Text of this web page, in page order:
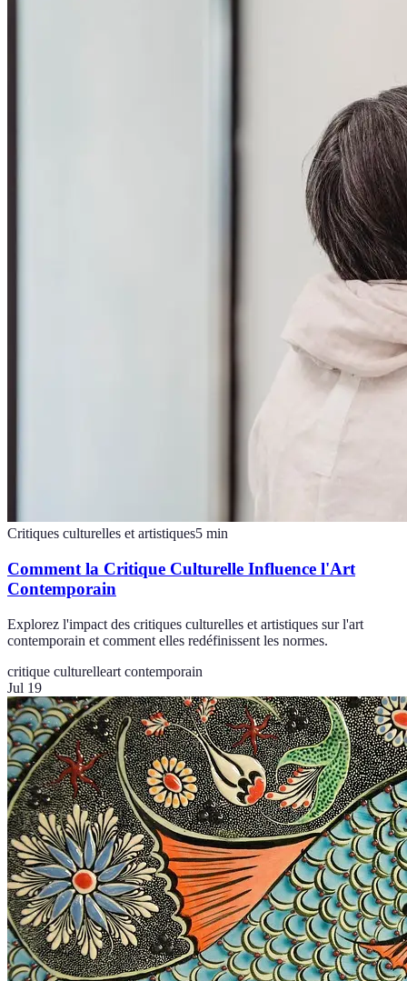
Critiques culturelles et artistiques5 min
Comment la Critique Culturelle Influence l'Art
Contemporain
Explorez l'impact des critiques culturelles et artistiques sur l'art
contemporain et comment elles redéfinissent les normes.
critique culturelleart contemporain
Jul 19